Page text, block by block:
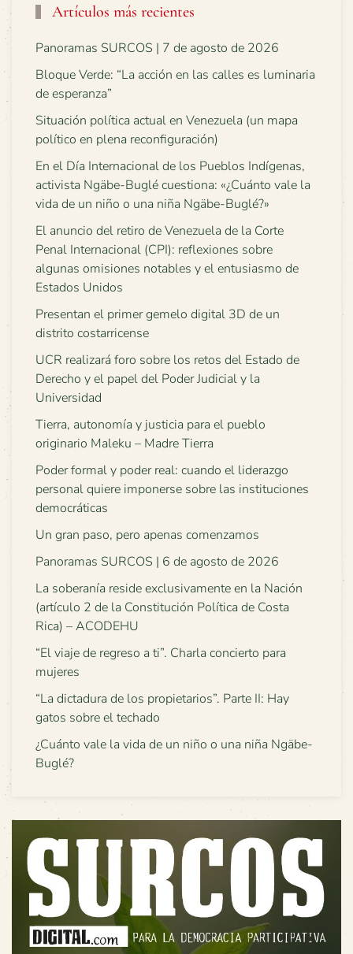
Artículos más recientes
Panoramas SURCOS | 7 de agosto de 2026
Bloque Verde: “La acción en las calles es luminaria
de esperanza”
Situación política actual en Venezuela (un mapa
político en plena reconfiguración)
En el Día Internacional de los Pueblos Indígenas,
activista Ngäbe-Buglé cuestiona: «¿Cuánto vale la
vida de un niño o una niña Ngäbe-Buglé?»
El anuncio del retiro de Venezuela de la Corte
Penal Internacional (CPI): reflexiones sobre
algunas omisiones notables y el entusiasmo de
Estados Unidos
Presentan el primer gemelo digital 3D de un
distrito costarricense
UCR realizará foro sobre los retos del Estado de
Derecho y el papel del Poder Judicial y la
Universidad
Tierra, autonomía y justicia para el pueblo
originario Maleku – Madre Tierra
Poder formal y poder real: cuando el liderazgo
personal quiere imponerse sobre las instituciones
democráticas
Un gran paso, pero apenas comenzamos
Panoramas SURCOS | 6 de agosto de 2026
La soberanía reside exclusivamente en la Nación
(artículo 2 de la Constitución Política de Costa
Rica) – ACODEHU
“El viaje de regreso a ti”. Charla concierto para
mujeres
“La dictadura de los propietarios”. Parte II: Hay
gatos sobre el techado
¿Cuánto vale la vida de un niño o una niña Ngäbe-
Buglé?